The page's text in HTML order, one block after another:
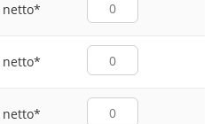
netto*
netto*
netto*